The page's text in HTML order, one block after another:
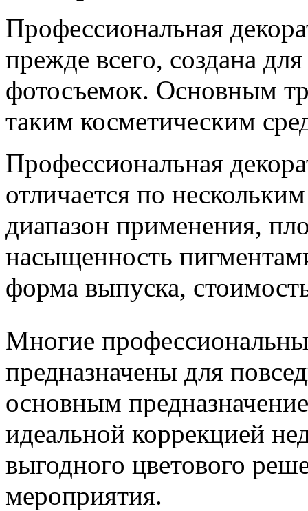
Профессиональная
прежде всего, создана
фотосъемок. Основным
таким косметическим
Профессиональная
отличается по
диапазон применения,
насыщенность
форма выпуска,
Многие
предназначены для
основным
идеальной коррекцией
выгодного цветового
мероприятия.